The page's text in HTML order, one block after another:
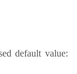
value: